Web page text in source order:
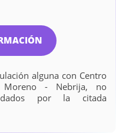
alguna con Centro
Moreno - Nebrija, no
por la citada